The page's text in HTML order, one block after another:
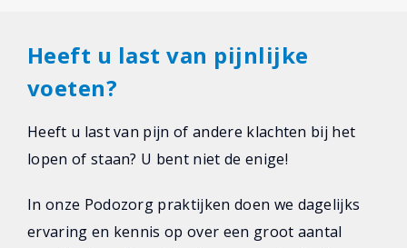
Heeft u last van pijnlijke
voeten?
Heeft u last van pijn of andere klachten bij het
lopen of staan? U bent niet de enige!
In onze Podozorg praktijken doen we dagelijks
ervaring en kennis op over een groot aantal